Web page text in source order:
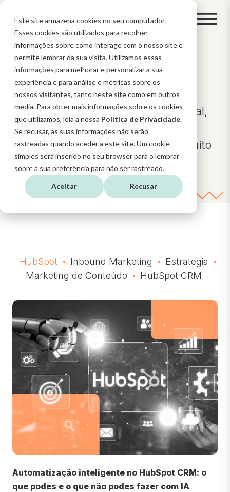
Este site armazena cookies no seu computador.
Esses cookies são utilizados para recolher
informações sobre como interage com o nosso site e
permite lembrar da sua visita. Utilizamos essas
informações para melhorar e personalizar a sua
experiência e para análise e métricas sobre os
nossos visitantes, tanto neste site como em outros
media. Para obter mais informações sobre os cookies
que utilizamos, leia a nossa Política de Privacidade.
Se recusar, as suas informações não serão
rastreadas quando aceder a este site. Um cookie
simples será inserido no seu browser para o lembrar
sobre a sua preferência para não ser rastreado.
Aceitar Recusar
BLOG
Novidades sobre Estratégia Digital,
Inbound Marketing, CRM,
funcionalidades do HubSpot e muito
mais
HubSpot Inbound Marketing
Estratégia
Marketing de Conteúdo
HubSpot CRM
Automatização inteligente no HubSpot CRM: o
que podes e o que não podes fazer com IA